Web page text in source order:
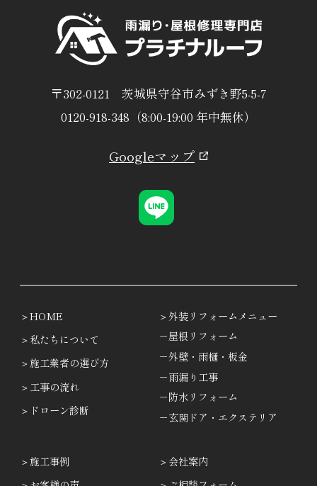
〒302-0121 茨城県守谷市みずき野5-5-7
0120-918-348（8:00-19:00 年中無休）
Googleマップ
HOME
私たちについて
施工業者の選び方
工事の流れ
ドローン診断
外装リフォームメニュー
－屋根リフォーム
－外壁・雨樋・板金
－雨漏り工事
－防水リフォーム
－玄関ドア・エクステリア
施工事例
会社案内